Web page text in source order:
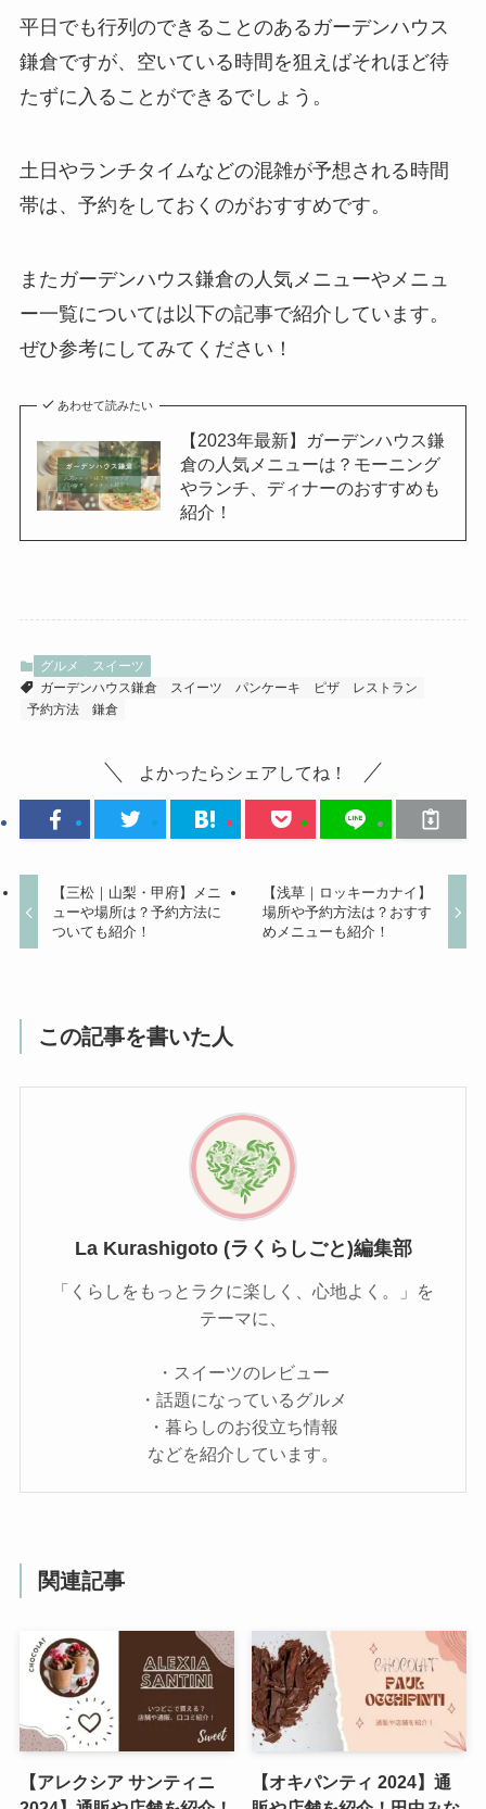
平日でも行列のできることのあるガーデンハウス
鎌倉ですが、空いている時間を狙えばそれほど待
たずに入ることができるでしょう。
土日やランチタイムなどの混雑が予想される時間
帯は、予約をしておくのがおすすめです。
またガーデンハウス鎌倉の人気メニューやメニュ
ー一覧については以下の記事で紹介しています。
ぜひ参考にしてみてください！
あわせて読みたい
【2023年最新】ガーデンハウス鎌
倉の人気メニューは？モーニング
やランチ、ディナーのおすすめも
紹介！
グルメ
スイーツ
ガーデンハウス鎌倉
スイーツ パンケーキ ピザ
レストラン
予約方法
鎌倉
よかったらシェアしてね！
【三松｜山梨・甲府】メニ
ューや場所は？予約方法に
ついても紹介！
【浅草｜ロッキーカナイ】
場所や予約方法は？おすす
めメニューも紹介！
この記事を書いた人
La Kurashigoto (ラくらしごと)編集部
「くらしをもっとラクに楽しく、心地よく。」を
テーマに、
・スイーツのレビュー
・話題になっているグルメ
・暮らしのお役立ち情報
などを紹介しています。
関連記事
【アレクシア サンティニ
【オキパンティ 2024】通